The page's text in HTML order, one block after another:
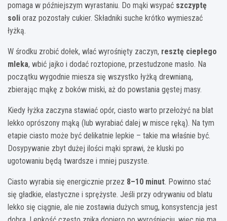
pomaga w późniejszym wyrastaniu. Do mąki wsypać szczyptę
soli oraz pozostały cukier. Składniki suche krótko wymieszać
łyżką.
W środku zrobić dołek, wlać wyrośnięty zaczyn, resztę ciepłego
mleka, wbić jajko i dodać roztopione, przestudzone masło. Na
początku wygodnie miesza się wszystko łyżką drewnianą,
zbierając mąkę z boków miski, aż do powstania gęstej masy.
Kiedy łyżka zaczyna stawiać opór, ciasto warto przełożyć na blat
lekko oprószony mąką (lub wyrabiać dalej w misce ręką). Na tym
etapie ciasto może być delikatnie lepkie – takie ma właśnie być.
Dosypywanie zbyt dużej ilości mąki sprawi, że kluski po
ugotowaniu będą twardsze i mniej puszyste.
Ciasto wyrabia się energicznie przez 8–10 minut. Powinno stać
się gładkie, elastyczne i sprężyste. Jeśli przy odrywaniu od blatu
lekko się ciągnie, ale nie zostawia dużych smug, konsystencja jest